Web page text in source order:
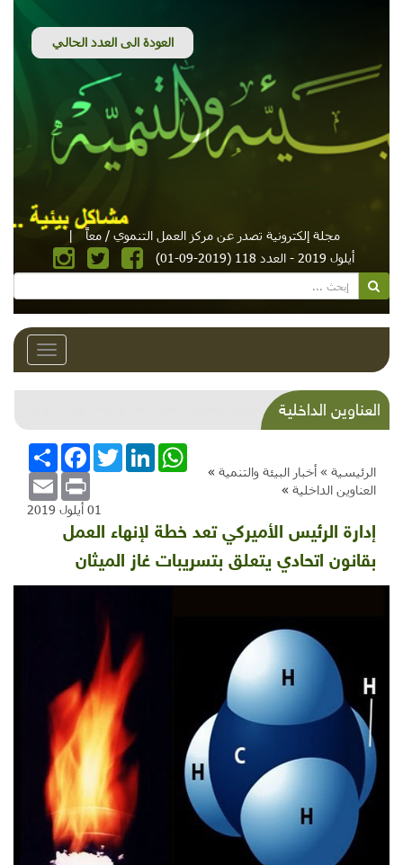
مجلة إلكترونية تصدر عن مركز العمل التنموي / معاً
|
أيلول 2019 - العدد 118 (2019-09-01)
Toggle
العناوين الداخليةشذرات بيئية وتنموية...مهرجانات وأزمات وزحف وعيد
وبطالة..
الرئيسية » أخبار البيئة والتنمية »
العناوين الداخلية »
انشر
FacebookTwitterLinkedInWhatsApp
Email Print
01 أيلول 2019
إدارة الرئيس الأميركي تعد خطة لإنهاء العمل
بقانون اتحادي يتعلق بتسريبات غاز الميثان